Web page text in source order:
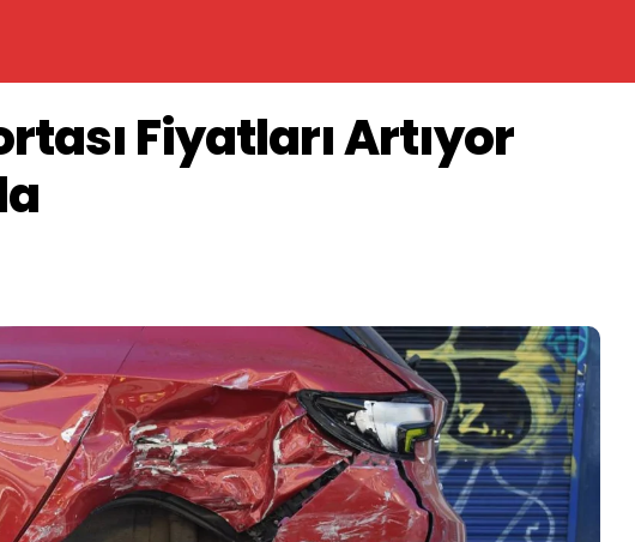
Fiyatları Artıyor